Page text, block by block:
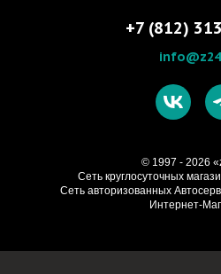
+7 (812)
© 1997 - 2026
Cеть круглосуточных
Сеть авторизованных
Интернет-